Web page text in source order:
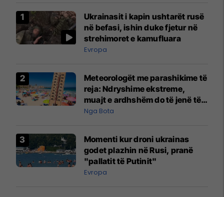
Ukrainasit i kapin ushtarët rusë
në befasi, ishin duke fjetur në
strehimoret e kamufluara
Evropa
Meteorologët me parashikime të
reja: Ndryshime ekstreme,
muajt e ardhshëm do të jenë të
pazakontë
Nga Bota
Momenti kur droni ukrainas
godet plazhin në Rusi, pranë
"pallatit të Putinit"
Evropa